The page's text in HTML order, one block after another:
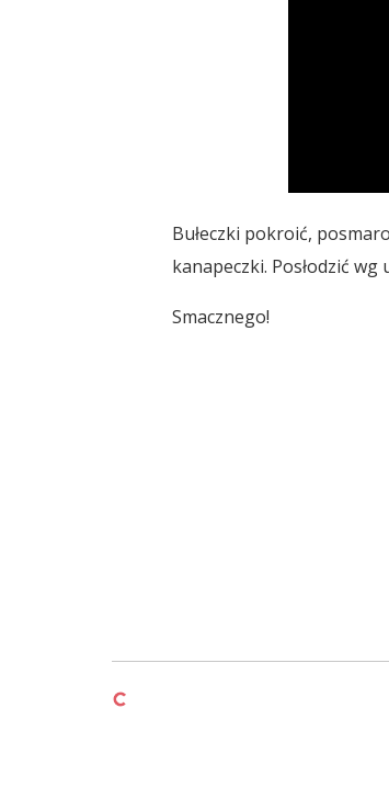
Bułeczki pokroić,
kanapeczki. Posłodzić
Smacznego!